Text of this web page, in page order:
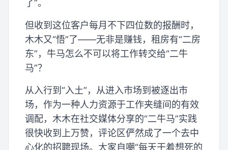
了”。
但收到这位客户每月不下四位数的报酬时，
木木又“悟”了——无非是赚钱，租房有“二房
东”，牛马怎么不可以将工作转交给“二牛
马”？
从入行到“入土”，从进入市场到被逐出市
场，作为一种人力资源于工作夹缝间的有效
调配，木木在社交媒体分享的“二牛马”实践
很快收到上万赞，评论区俨然成了一个去中
心化的招聘现场。大家自嘲“每天干着想死的